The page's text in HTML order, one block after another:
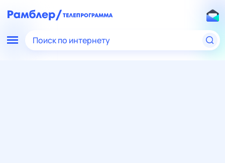
Поиск по интернету